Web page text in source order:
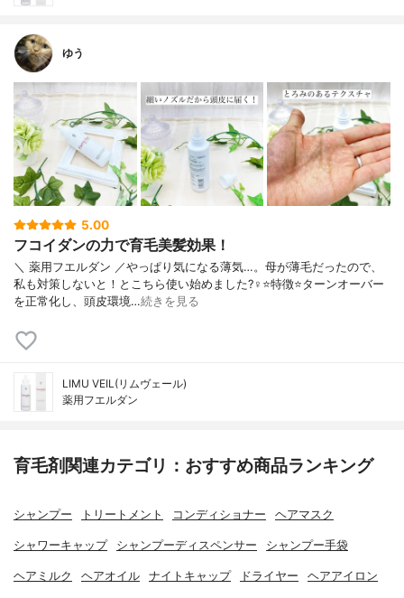
ゆう
5.00
フコイダンの力で育毛美髪効果！
＼ 薬用フエルダン ／やっぱり気になる薄気…。母が薄毛だったので、
私も対策しないと！とこちら使い始めました?‍♀️⭐️特徴⭐️ターンオーバー
を正常化し、頭皮環境…続きを見る
LIMU VEIL(リムヴェール)
薬用フエルダン
育毛剤関連カテゴリ：おすすめ商品ランキング
シャンプー トリートメント コンディショナー ヘアマスク
シャワーキャップ シャンプーディスペンサー シャンプー手袋
ヘアミルク ヘアオイル ナイトキャップ ドライヤー ヘアアイロン